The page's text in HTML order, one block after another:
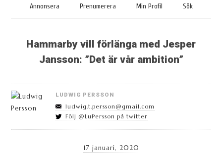
Annonsera Prenumerera Min Profil Sök
Hammarby vill förlänga med Jesper
Jansson: ”Det är vår ambition”
LUDWIG PERSSON
ludwig.t.persson@gmail.com
Följ @LuPersson på twitter
17 januari, 2020